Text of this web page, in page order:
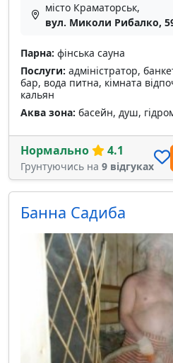
місто Краматорськ,
вул. Миколи Рибалко,
Парна: фінська сауна
Послуги: адміністратор,
бар, вода питна, кімната
кальян
Аква зона: басейн, душ,
Нормально 4.1
Грунтуючись на 9 відгуках
Банна Садиба